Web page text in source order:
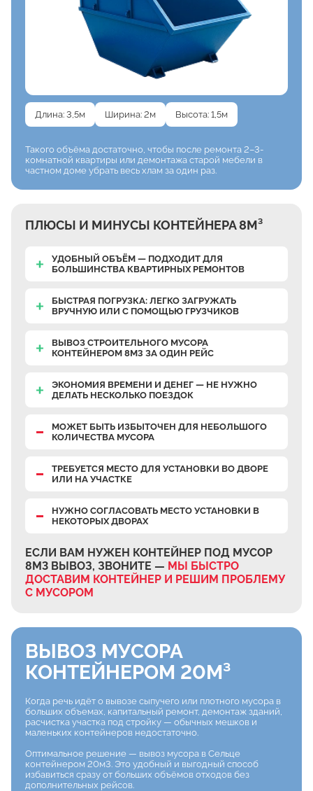
Длина: 3,5м Ширина: 2м Высота: 1,5м
Такого объёма достаточно, чтобы после ремонта 2–3-
комнатной квартиры или демонтажа старой мебели в
частном доме убрать весь хлам за один раз.
ПЛЮСЫ И МИНУСЫ КОНТЕЙНЕРА 8М³
УДОБНЫЙ ОБЪЁМ — ПОДХОДИТ ДЛЯ
БОЛЬШИНСТВА КВАРТИРНЫХ РЕМОНТОВ
БЫСТРАЯ ПОГРУЗКА: ЛЕГКО ЗАГРУЖАТЬ
ВРУЧНУЮ ИЛИ С ПОМОЩЬЮ ГРУЗЧИКОВ
ВЫВОЗ СТРОИТЕЛЬНОГО МУСОРА
КОНТЕЙНЕРОМ 8М3 ЗА ОДИН РЕЙС
ЭКОНОМИЯ ВРЕМЕНИ И ДЕНЕГ — НЕ НУЖНО
ДЕЛАТЬ НЕСКОЛЬКО ПОЕЗДОК
МОЖЕТ БЫТЬ ИЗБЫТОЧЕН ДЛЯ НЕБОЛЬШОГО
КОЛИЧЕСТВА МУСОРА
ТРЕБУЕТСЯ МЕСТО ДЛЯ УСТАНОВКИ ВО ДВОРЕ
ИЛИ НА УЧАСТКЕ
НУЖНО СОГЛАСОВАТЬ МЕСТО УСТАНОВКИ В
НЕКОТОРЫХ ДВОРАХ
ЕСЛИ ВАМ НУЖЕН КОНТЕЙНЕР ПОД МУСОР
8М3 ВЫВОЗ, ЗВОНИТЕ — МЫ БЫСТРО
ДОСТАВИМ КОНТЕЙНЕР И РЕШИМ ПРОБЛЕМУ
С МУСОРОМ
ВЫВОЗ МУСОРА
КОНТЕЙНЕРОМ 20М³
Когда речь идёт о вывозе сыпучего или плотного мусора в
больших объемах, капитальный ремонт, демонтаж зданий,
расчистка участка под стройку — обычных мешков и
маленьких контейнеров недостаточно.
Оптимальное решение — вывоз мусора в Сельце
контейнером 20м3. Это удобный и выгодный способ
избавиться сразу от больших объёмов отходов без
дополнительных рейсов.